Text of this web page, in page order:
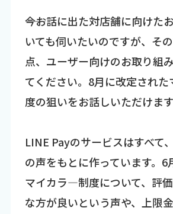
――今お話に出た対店舗に向けた
いても伺いたいのですが、そ
点、ユーザー向けのお取り組
てください。8月に改定された
度の狙いをお話しいただけます
LINE Payのサービスはすべて
の声をもとに作っています。6
マイカラ―制度について、評
な方が良いという声や、上限